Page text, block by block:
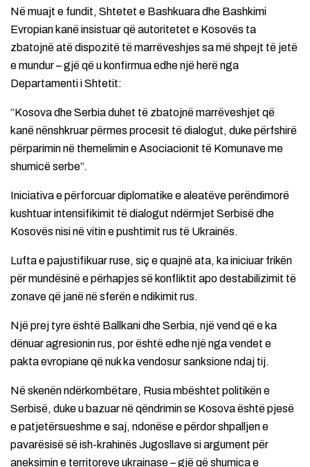
Në muajt e fundit, Shtetet e Bashkuara dhe Bashkimi
Evropian kanë insistuar që autoritetet e Kosovës ta
zbatojnë atë dispozitë të marrëveshjes sa më shpejt të jetë
e mundur – gjë që u konfirmua edhe një herë nga
Departamenti i Shtetit:
“Kosova dhe Serbia duhet të zbatojnë marrëveshjet që
kanë nënshkruar përmes procesit të dialogut, duke përfshirë
përparimin në themelimin e Asociacionit të Komunave me
shumicë serbe”.
Iniciativa e përforcuar diplomatike e aleatëve perëndimorë
kushtuar intensifikimit të dialogut ndërmjet Serbisë dhe
Kosovës nisi në vitin e pushtimit rus të Ukrainës.
Lufta e pajustifikuar ruse, siç e quajnë ata, ka iniciuar frikën
për mundësinë e përhapjes së konfliktit apo destabilizimit të
zonave që janë në sferën e ndikimit rus.
Një prej tyre është Ballkani dhe Serbia, një vend që e ka
dënuar agresionin rus, por është edhe një nga vendet e
pakta evropiane që nuk ka vendosur sanksione ndaj tij.
Në skenën ndërkombëtare, Rusia mbështet politikën e
Serbisë, duke u bazuar në qëndrimin se Kosova është pjesë
e patjetërsueshme e saj, ndonëse e përdor shpalljen e
pavarësisë së ish-krahinës Jugosllave si argument për
aneksimin e territoreve ukrainase – gjë që shumica e